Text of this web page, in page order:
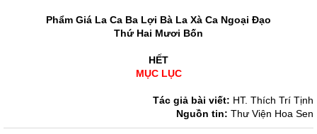
Phẩm Giá La Ca Ba Lợi Bà La Xà Ca Ngoại Đạo
Thứ Hai Mươi Bốn
HẾT
MỤC LỤC
Tác giả bài viết: HT. Thích Trí Tịnh
Nguồn tin: Thư Viện Hoa Sen